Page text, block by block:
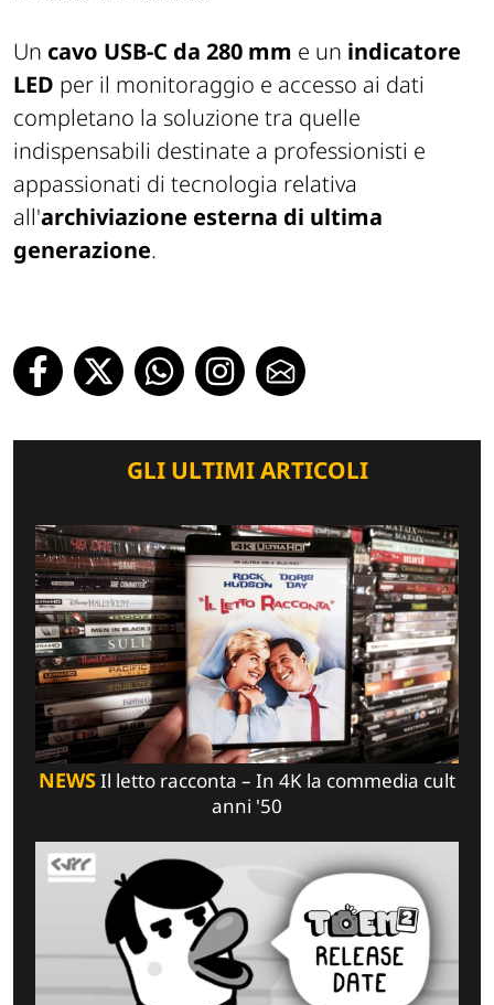
Un cavo USB-C da 280 mm e un indicatore
LED per il monitoraggio e accesso ai dati
completano la soluzione tra quelle
indispensabili destinate a professionisti e
appassionati di tecnologia relativa
all'archiviazione esterna di ultima
generazione.
GLI ULTIMI ARTICOLI
NEWSIl letto racconta – In 4K la commedia cult
anni '50